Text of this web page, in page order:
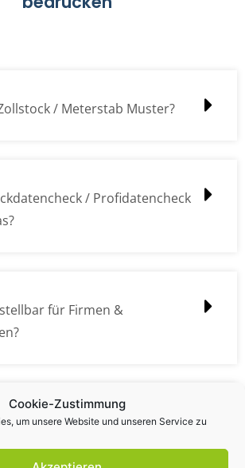
Cookie-Zustimmung
um unsere Website und unseren Service zu
/ Meterstab Muster?
/ Profidatencheck
für Firmen &
Daten (z.B. Logos und Texte)